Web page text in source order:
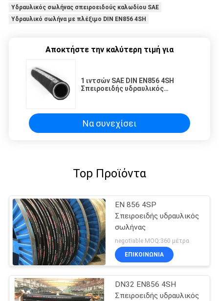
Υδραυλικός σωλήνας σπειροειδούς καλωδίου SAE
Υδραυλικό σωλήνα με πλέξιμο DIN EN856 4SH
Αποκτήστε την καλύτερη τιμή για
1 ιντσών SAE DIN EN856 4SH
Σπειροειδής υδραυλικός
Να συνεχίσει
Top Προϊόντα
EN 856 4SP
Σπειροειδής υδραυλικός
σωλήνας
negotiable MOQ:360 μέτρα
ΕΠΙΚΟΙΝΩΝΙΑ
DN32 EN856 4SH
Σπειροειδής υδραυλικός